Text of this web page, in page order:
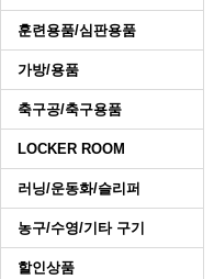
훈련용품/심판용품
가방/용품
축구공/축구용품
LOCKER ROOM
러닝/운동화/슬리퍼
농구/수영/기타 구기
할인상품